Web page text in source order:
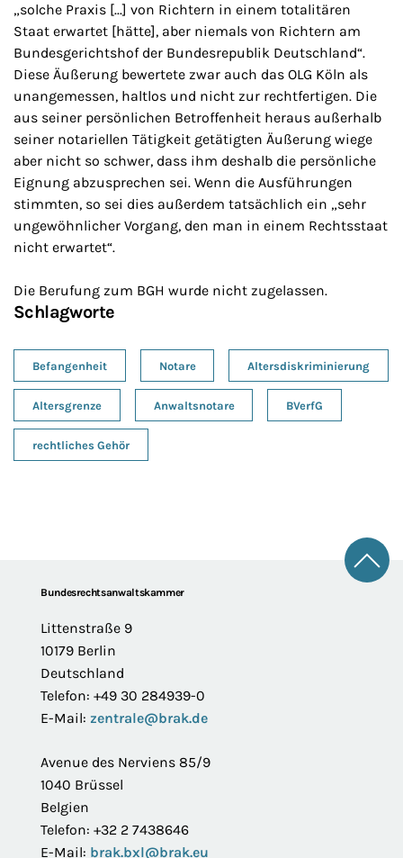
„solche Praxis [...] von Richtern in einem totalitären
Staat erwartet [hätte], aber niemals von Richtern am
Bundesgerichtshof der Bundesrepublik Deutschland“.
Diese Äußerung bewertete zwar auch das OLG Köln als
unangemessen, haltlos und nicht zur rechtfertigen. Die
aus seiner persönlichen Betroffenheit heraus außerhalb
seiner notariellen Tätigkeit getätigten Äußerung wiege
aber nicht so schwer, dass ihm deshalb die persönliche
Eignung abzusprechen sei. Wenn die Ausführungen
stimmten, so sei dies außerdem tatsächlich ein „sehr
ungewöhnlicher Vorgang, den man in einem Rechtsstaat
nicht erwartet“.
Die Berufung zum BGH wurde nicht zugelassen.
Schlagworte
Befangenheit Notare Altersdiskriminierung
Altersgrenze Anwaltsnotare BVerfG
rechtliches Gehör
FooterBundesrechtsanwaltskammer
Littenstraße 9
10179 Berlin
Deutschland
Telefon: +49 30 284939-0
E-Mail: zentrale@brak.de
Avenue des Nerviens 85/9
1040 Brüssel
Belgien
Telefon: +32 2 7438646
E-Mail: brak.bxl@brak.eu